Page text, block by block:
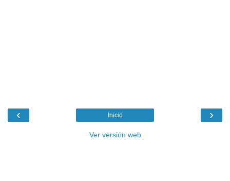
‹ ›
Inicio
Ver versión web